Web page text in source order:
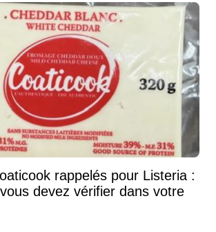
rappelés pour Listeria :
devez vérifier dans votre